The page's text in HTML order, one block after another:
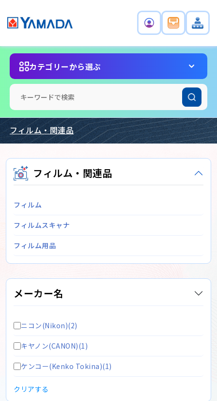
カテゴリーから選ぶ
フィルム・関連品
フィルム・関連品
フィルム
フィルムスキャナ
フィルム用品
メーカー名
ニコン(Nikon)(2)
キヤノン(CANON)(1)
ケンコー(Kenko Tokina)(1)
クリアする